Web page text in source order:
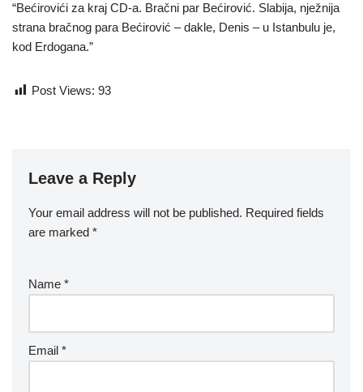
“Bećirovići za kraj CD-a. Bračni par Bećirović. Slabija, nježnija
strana bračnog para Bećirović – dakle, Denis – u Istanbulu je,
kod Erdogana.”
Post Views: 93
Leave a Reply
Your email address will not be published. Required fields
are marked *
Name *
Email *